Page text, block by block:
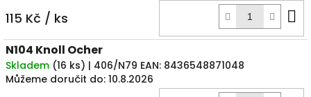
115 Kč / ks
N104 Knoll Ocher
Skladem (16 ks) | 406/N79 EAN: 8436548871048
Můžeme doručit do: 10.8.2026